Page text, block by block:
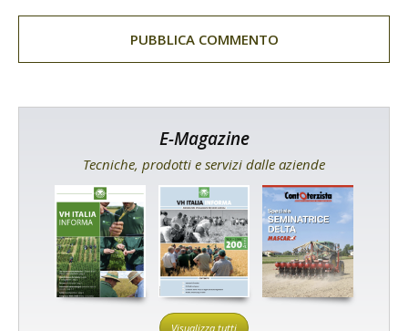
E-Magazine
Tecniche, prodotti e servizi dalle aziende
Visualizza tutti